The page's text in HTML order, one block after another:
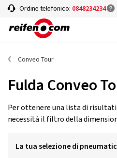
Ordine telefonico: 0848234234
Conveo Tour
Fulda Conveo
Per ottenere una lista di
necessità il filtro della
La tua selezione di